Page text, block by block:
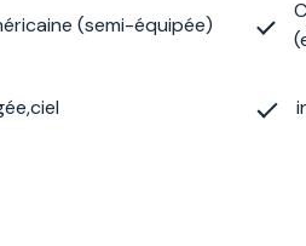
(semi-équipée)